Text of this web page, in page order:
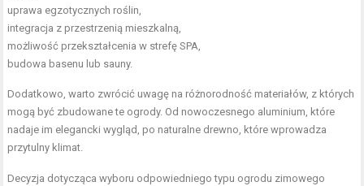
uprawa egzotycznych roślin,
integracja z przestrzenią mieszkalną,
możliwość przekształcenia w strefę SPA,
budowa basenu lub sauny.
Dodatkowo, warto zwrócić uwagę na różnorodność materiałów, z których
mogą być zbudowane te ogrody. Od nowoczesnego aluminium, które
nadaje im elegancki wygląd, po naturalne drewno, które wprowadza
przytulny klimat.
Decyzja dotycząca wyboru odpowiedniego typu ogrodu zimowego